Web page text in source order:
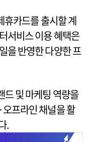
휴카드를 출시할 계
서비스 이용 혜택은
을 반영한 다양한 프
드 및 마케팅 역량을
프라인 채널을 활
.